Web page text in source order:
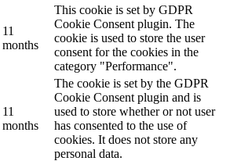
11
months
This cookie is set by GDPR
Cookie Consent plugin. The
cookie is used to store the user
consent for the cookies in the
category "Performance".
11
months
The cookie is set by the GDPR
Cookie Consent plugin and is
used to store whether or not user
has consented to the use of
cookies. It does not store any
personal data.